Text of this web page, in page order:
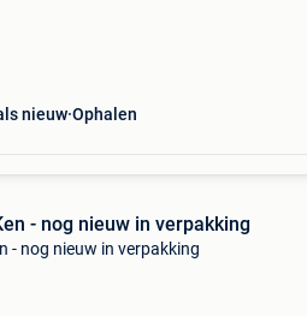
nieuw Ophalen
- nog nieuw in verpakking
- nog nieuw in verpakking